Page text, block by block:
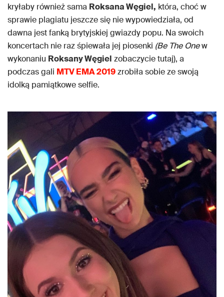
kryłaby również sama Roksana Węgiel, która, choć w
sprawie plagiatu jeszcze się nie wypowiedziała, od
dawna jest fanką brytyjskiej gwiazdy popu. Na swoich
koncertach nie raz śpiewała jej piosenki (Be The Onew
wykonaniu Roksany Węgiel zobaczycie tutaj), a
podczas gali MTV EMA 2019zrobiła sobie ze swoją
idolką pamiątkowe selfie.